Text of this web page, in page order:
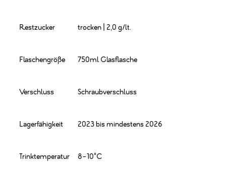
Restzucker trocken | 2,0 g/lt.
Flaschengröße 750ml Glasflasche
Verschluss Schraubverschluss
Lagerfähigkeit 2023 bis mindestens 2026
Trinktemperatur 8-10°C